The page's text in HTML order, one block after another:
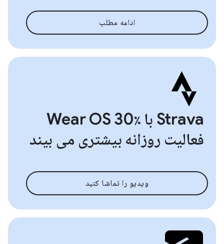
ادامه مطلب
Strava با Wear OS 30٪
فعالیت روزانه بیشتری می بیند
ویدیو را تماشا کنید